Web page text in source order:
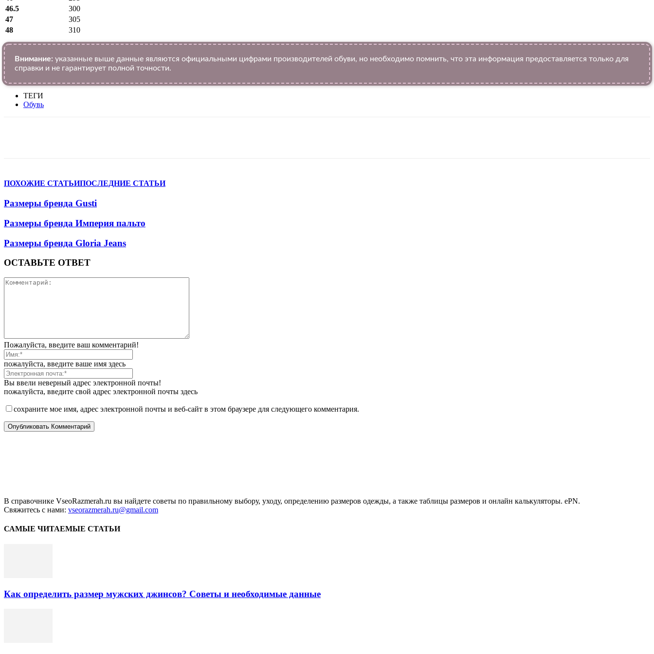
46.5
300
47
305
48
310
Внимание: указанные выше данные являются официальными цифрами производителей обуви, но необходимо помнить, что эта информация предоставляется только для
справки и не гарантирует полной точности.
ТЕГИ
Обувь
ПОХОЖИЕ СТАТЬИПОСЛЕДНИЕ СТАТЬИ
Размеры бренда Gusti
Размеры бренда Империя пальто
Размеры бренда Gloria Jeans
ОСТАВЬТЕ ОТВЕТ
Пожалуйста, введите ваш комментарий!
пожалуйста, введите ваше имя здесь
Вы ввели неверный адрес электронной почты!
пожалуйста, введите свой адрес электронной почты здесь
сохраните мое имя, адрес электронной почты и веб-сайт в этом браузере для следующего комментария.
В справочнике VseoRazmerah.ru вы найдете советы по правильному выбору, уходу, определению размеров одежды, а также таблицы размеров и онлайн калькуляторы. ePN.
Свяжитесь с нами: vseorazmerah.ru@gmail.com
САМЫЕ ЧИТАЕМЫЕ СТАТЬИ
Как определить размер мужских джинсов? Советы и необходимые данные